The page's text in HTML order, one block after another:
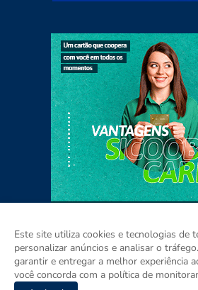
Home Sobre Contato
Este site utiliza cookies e tecnologias de
personalizar anúncios e analisar o
garantir e entregar a melhor experiência
você concorda com a política de